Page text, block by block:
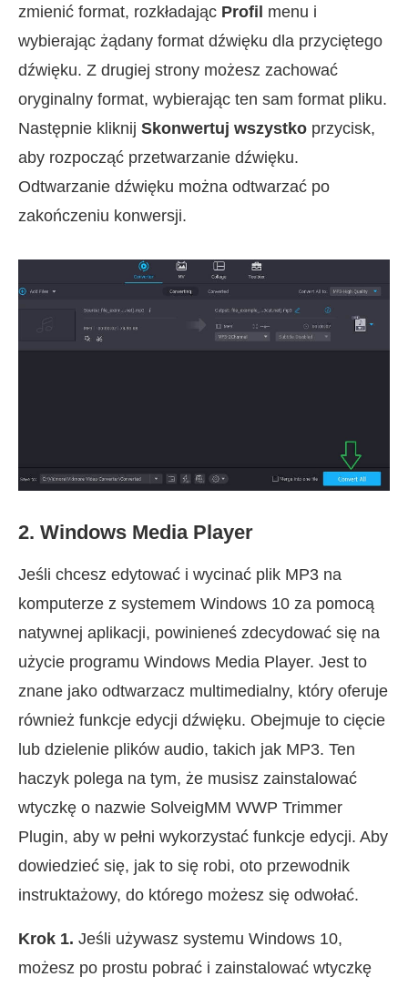
zmienić format, rozkładając Profil menu i
wybierając żądany format dźwięku dla przyciętego
dźwięku. Z drugiej strony możesz zachować
oryginalny format, wybierając ten sam format pliku.
Następnie kliknij Skonwertuj wszystko przycisk,
aby rozpocząć przetwarzanie dźwięku.
Odtwarzanie dźwięku można odtwarzać po
zakończeniu konwersji.
2. Windows Media Player
Jeśli chcesz edytować i wycinać plik MP3 na
komputerze z systemem Windows 10 za pomocą
natywnej aplikacji, powinieneś zdecydować się na
użycie programu Windows Media Player. Jest to
znane jako odtwarzacz multimedialny, który oferuje
również funkcje edycji dźwięku. Obejmuje to cięcie
lub dzielenie plików audio, takich jak MP3. Ten
haczyk polega na tym, że musisz zainstalować
wtyczkę o nazwie SolveigMM WWP Trimmer
Plugin, aby w pełni wykorzystać funkcje edycji. Aby
dowiedzieć się, jak to się robi, oto przewodnik
instruktażowy, do którego możesz się odwołać.
Krok 1. Jeśli używasz systemu Windows 10,
możesz po prostu pobrać i zainstalować wtyczkę